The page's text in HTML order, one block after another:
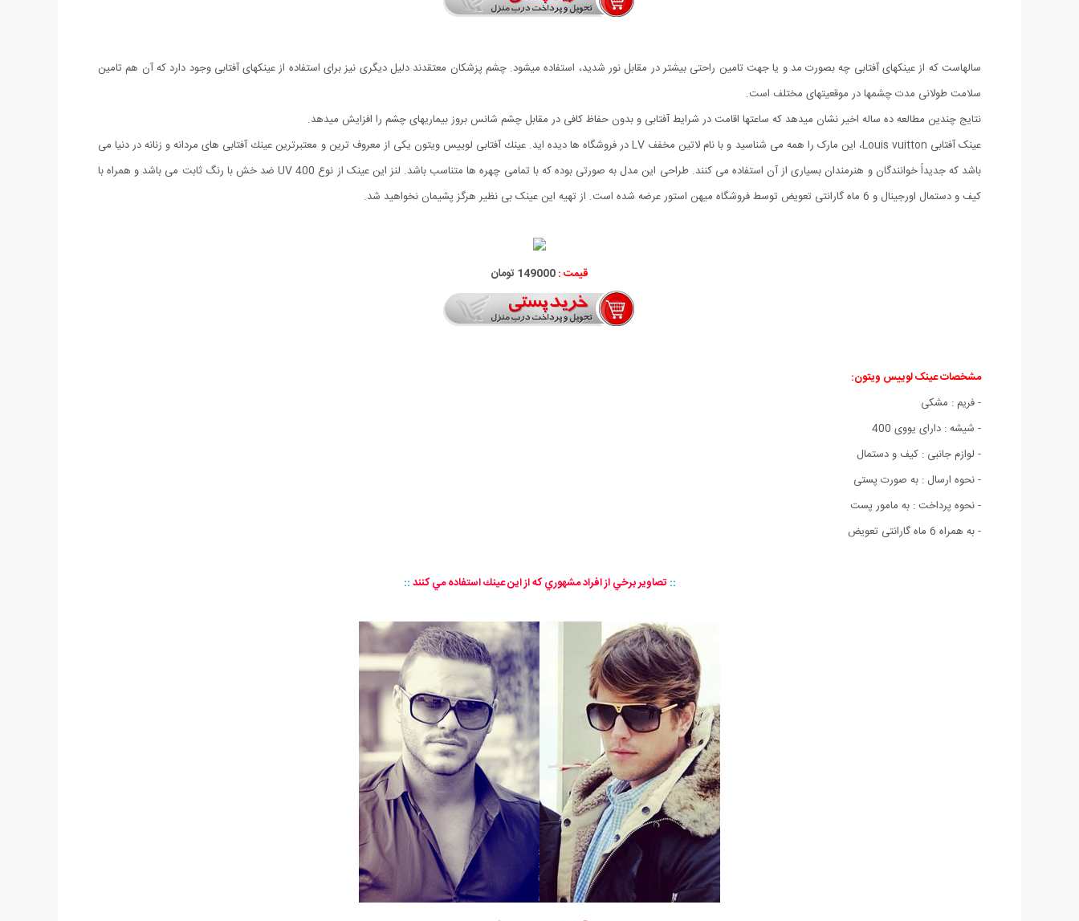
سالهاست که از عینکهای آفتابی چه بصورت مد و یا جهت تامین راحتی بیشتر در مقابل نور شدید، استفاده می­شود. چشم پزشکان معتقدند دلیل دیگری نیز برای استفاده از عینکهای آفتابی وجود دارد که آن هم تامین
سلامت طولانی مدت چشمها در موقعیت­های مختلف است.
نتایج چندین مطالعه ده ساله اخیر نشان میدهد که ساعتها اقامت در شرایط آفتابی و بدون حفاظ کافی در مقابل چشم شانس بروز بیماریهای چشم را افزایش میدهد.
عینک آفتابی Louis vuitton، این مارک را همه می شناسید و با نام لاتین مخفف LV در فروشگاه ها دیده اید. عینك آفتابی لوییس ویتون یكی از معروف ترین و معتبرترین عینك آفتابی های مردانه و زنانه در دنیا می
باشد كه جدیداً خوانندگان و هنرمندان بسیاری از آن استفاده می كنند. طراحی این مدل به صورتی بوده که با تمامی چهره ها متناسب باشد. لنز این عینک از نوع UV 400 ضد خش با رنگ ثابت می باشد و همراه با
کیف و دستمال اورجینال و 6 ماه گارانتی تعویض توسط فروشگاه میهن استور عرضه شده است. از تهیه این عینک بی نظیر هرگز پشیمان نخواهید شد.
قیمت :149000 تومان
مشخصات عينک لوییس ویتون:
- فریم : مشکی
- شیشه : دارای یووی 400
- لوازم جانبی : کیف و دستمال
- نحوه ارسال : به صورت پستی
- نحوه پرداخت : به مامور پست
- به همراه 6 ماه گارانتی تعویض
:: تصاوير برخي از افراد مشهوري كه از اين عينك استفاده مي كنند::